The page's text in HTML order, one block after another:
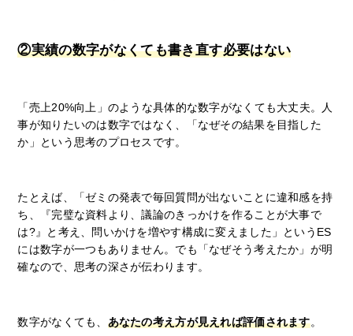
②実績の数字がなくても書き直す必要はない
「売上20%向上」のような具体的な数字がなくても大丈夫。人
事が知りたいのは数字ではなく、「なぜその結果を目指した
か」という思考のプロセスです。
たとえば、「ゼミの発表で毎回質問が出ないことに違和感を持
ち、『完璧な資料より、議論のきっかけを作ることが大事で
は?』と考え、問いかけを増やす構成に変えました」というES
には数字が一つもありません。でも「なぜそう考えたか」が明
確なので、思考の深さが伝わります。
数字がなくても、 あなたの考え方が見えれば評価されます。